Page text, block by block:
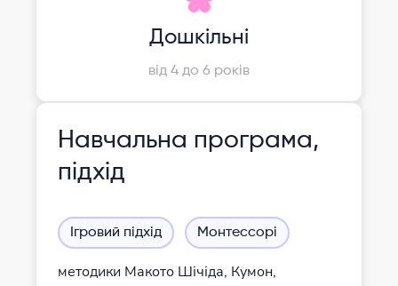
Дошкільні
від 4 до 6 років
Навчальна програма,
підхід
Ігровий підхід Монтессорі
методики Макото Шічіда, Кумон,